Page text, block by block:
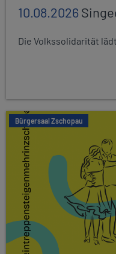
10.08.2026
Die Volkssolidarität
Bürgersaal Zschopau